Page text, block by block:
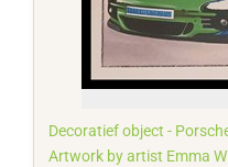
Decoratief object -
Artwork by artist Emma